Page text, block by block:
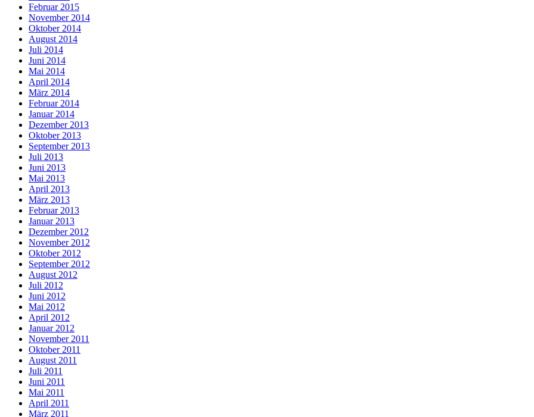
Februar 2015
November 2014
Oktober 2014
August 2014
Juli 2014
Juni 2014
Mai 2014
April 2014
März 2014
Februar 2014
Januar 2014
Dezember 2013
Oktober 2013
September 2013
Juli 2013
Juni 2013
Mai 2013
April 2013
März 2013
Februar 2013
Januar 2013
Dezember 2012
November 2012
Oktober 2012
September 2012
August 2012
Juli 2012
Juni 2012
Mai 2012
April 2012
Januar 2012
November 2011
Oktober 2011
August 2011
Juli 2011
Juni 2011
Mai 2011
April 2011
März 2011